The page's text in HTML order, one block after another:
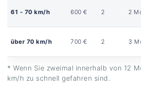
61 - 70 km/h 600 € 2 2
über 70 km/h 700 € 2 3
* Wenn Sie zweimal innerhalb von 12
km/h zu schnell gefahren sind.